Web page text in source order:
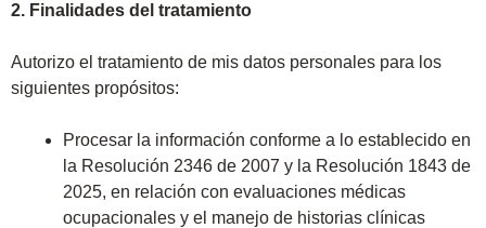
2. Finalidades del tratamiento
Autorizo el tratamiento de mis datos personales para los
siguientes propósitos:
Procesar la información conforme a lo establecido en
la Resolución 2346 de 2007 y la Resolución 1843 de
2025, en relación con evaluaciones médicas
ocupacionales y el manejo de historias clínicas